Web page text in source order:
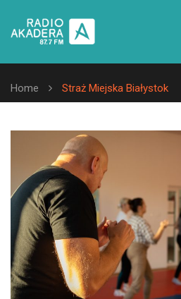
Home Straż Miejska Białystok